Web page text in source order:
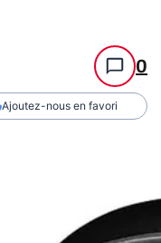
0
Ajoutez-nous en favori